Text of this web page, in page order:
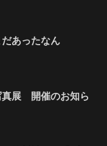
だあったなん
真展 開催のお知ら